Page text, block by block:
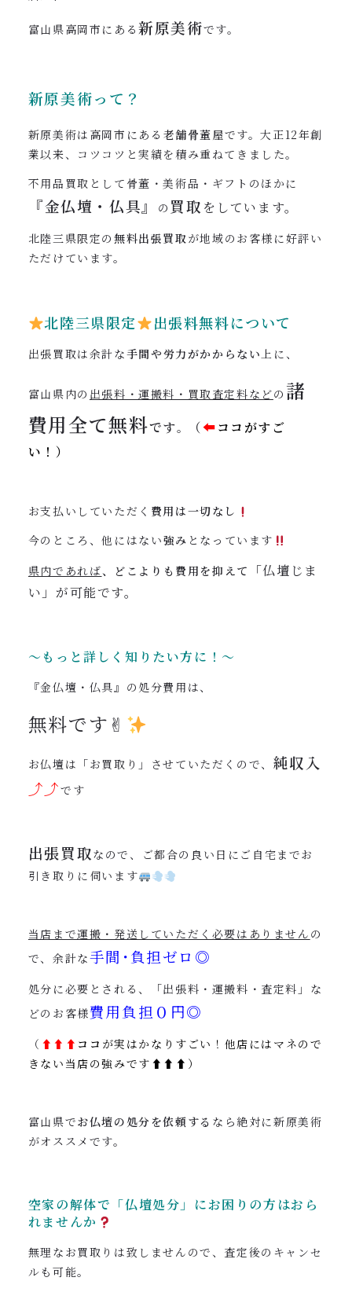
富山県高岡市にある新原美術です。
新原美術って？
新原美術は高岡市にある 老舗骨董屋です。大正12年創
業以来、コツコツと実績を積み重ねてきました。
不用品買取として骨董・美術品・ギフトのほかに
『金仏壇・仏具』 の 買取 をしています。
北陸三県限定の無料出張買取が地域のお客様に好評い
ただけています。
北陸三県限定 出張料無料について
出張買取は余計な手間や労力がかからない上に、
富山県内の 出張料・運搬料・買取査定料などの 諸
費用全て無料です。 （⬅︎ココがすご
い！）
お支払いしていただく 費用は一切なし
今のところ、他にはない強み となっています
県内であれば、どこよりも費用を抑えて
「仏壇じま
い」が可能です。
〜もっと詳しく知りたい方に！〜
『金仏壇・仏具』の処分費用は、
無料です✌︎
お仏壇は「お買取り」させていただくので、 純収入
⤴︎⤴︎です
出張買取なので、ご都合の良い日にご自宅までお
引き取りに伺います
当店まで運搬・発送していただく必要はありません の
で、余計な手間･負担ゼロ◎
処分に必要とされる、「出張料・運搬料・査定料」な
どのお客様費用負担０円◎
（ ⬆︎ ⬆︎⬆︎ ココ が実はかなりすごい！他店にはマネので
きない当店の強みです⬆︎⬆︎⬆︎）
富山県でお仏壇の処分を依頼する なら絶対に新原美術
がオススメです。
空家の解体で「仏壇処分」にお困りの方はおら
れませんか
無理なお買取りは致しませんので、査定後のキャンセ
ルも可能。